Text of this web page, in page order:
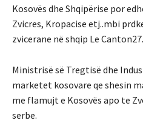
Kosovës dhe Shqipërise por
Zvicres, Kropacise etj..mbi
zvicerane në shqip Le
Ministrisë së Tregtisë dhe
marketet kosovare qe shesin
me flamujt e Kosovës apo te
serbe.